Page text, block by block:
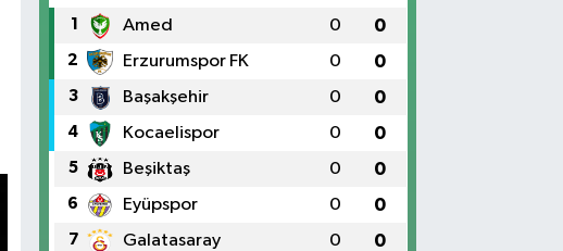
1 Amed 0 0
2 Erzurumspor FK 0 0
3 Başakşehir 0 0
4 Kocaelispor 0 0
5 Beşiktaş 0 0
6 Eyüpspor 0 0
7 Galatasaray 0 0